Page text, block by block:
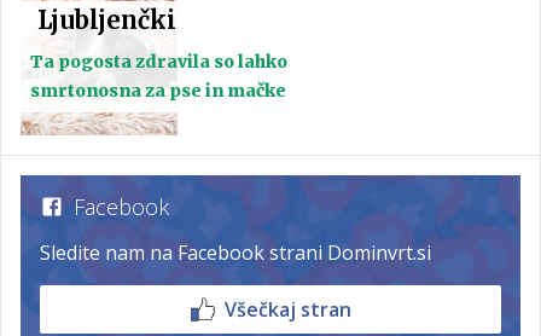
Ljubljenčki
Ta pogosta zdravila so lahko
smrtonosna za pse in mačke
Facebook
Sledite nam na Facebook strani Dominvrt.si
Všečkaj stran